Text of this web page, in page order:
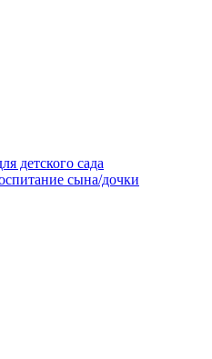
детского сада
сына/дочки